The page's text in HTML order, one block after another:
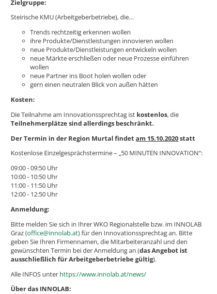
Zielgruppe:
Steirische KMU (Arbeitgeberbetriebe), die…
Trends rechtzeitig erkennen wollen
ihre Produkte/Dienstleistungen innovieren wollen
neue Produkte/Dienstleistungen entwickeln wollen
neue Märkte erschließen oder neue Prozesse einführen
wollen
neue Partner ins Boot holen wollen oder
gern einen neutralen Blick von außen hätten
Kosten:
Die Teilnahme am Innovationssprechtag ist kostenlos, die
Teilnehmerplätze sind allerdings beschränkt.
Der Termin in der Region Murtal findetam 15.10.2020statt
Kostenlose Einzelgesprächstermine – „50 MINUTEN INNOVATION“:
09:00 - 09:50 Uhr
10:00 - 10:50 Uhr
11:00 - 11:50 Uhr
12:00 - 12:50 Uhr
Anmeldung:
Bitte melden Sie sich in Ihrer WKO Regionalstelle bzw. im INNOLAB
Graz (office@innolab.at) für den Innovationssprechtag an. Bitte
geben Sie Ihren Firmennamen, die Mitarbeiteranzahl und den
gewünschten Termin bei der Anmeldung an (das Angebot ist
ausschließlich für Arbeitgeberbetriebe gültig).
Alle INFOS unter https://www.innolab.at/news/
Über das INNOLAB: